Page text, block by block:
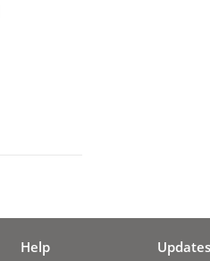
Help
Updates